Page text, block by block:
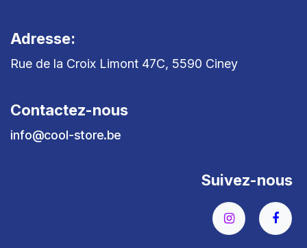
Adresse:
Rue de la Croix Limont 47C, 5590 Ciney
Contactez-nous
info@cool-store.be
Suivez-nous